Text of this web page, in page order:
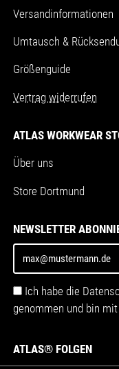
Versandinformationen
Umtausch &
Größenguide
Vertrag widerrufen
ATLAS WORKWEAR
Über uns
Store Dortmund
NEWSLETTER
Ich habe die
genommen und bin
ATLAS® FOLGEN